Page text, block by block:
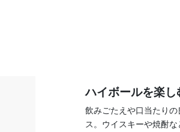
ハイボールを楽し
飲みごたえや口当たり
ス。ウイスキーや焼酎